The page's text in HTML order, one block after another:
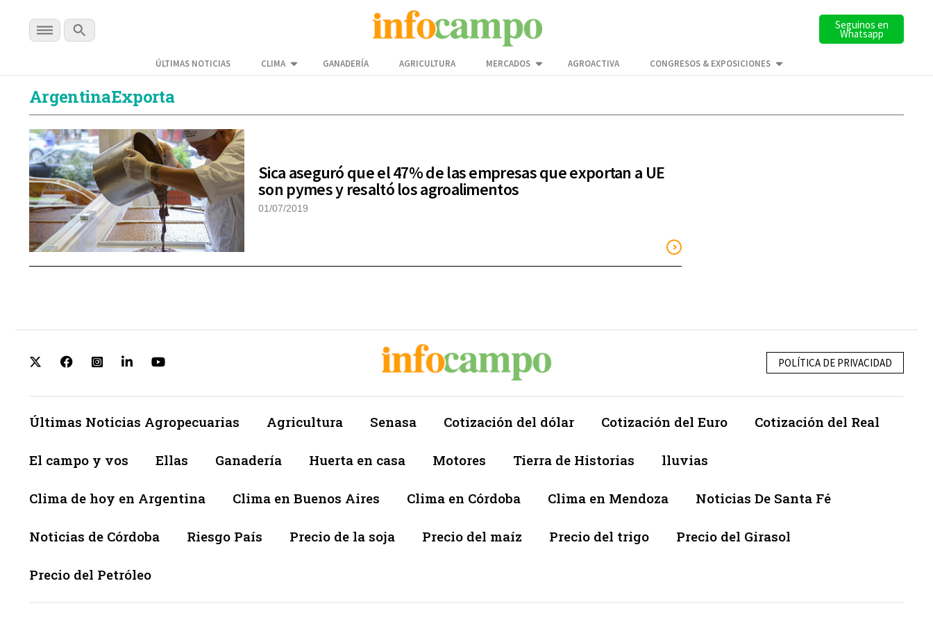
Seguinos en
Whatsapp
ÚLTIMAS NOTICIAS CLIMA GANADERÍA AGRICULTURA MERCADOS AGROACTIVA CONGRESOS & EXPOSICIONES
ArgentinaExporta
Sica aseguró que el 47% de las empresas que exportan a UE
son pymes y resaltó los agroalimentos
01/07/2019
POLÍTICA DE PRIVACIDAD
Últimas Noticias Agropecuarias Agricultura Senasa Cotización del dólar Cotización del Euro Cotización del Real
El campo y vos Ellas Ganadería Huerta en casa Motores Tierra de Historias lluvias
Clima de hoy en Argentina Clima en Buenos Aires Clima en Córdoba Clima en Mendoza Noticias De Santa Fé
Noticias de Córdoba Riesgo País Precio de la soja Precio del maíz Precio del trigo Precio del Girasol
Precio del Petróleo